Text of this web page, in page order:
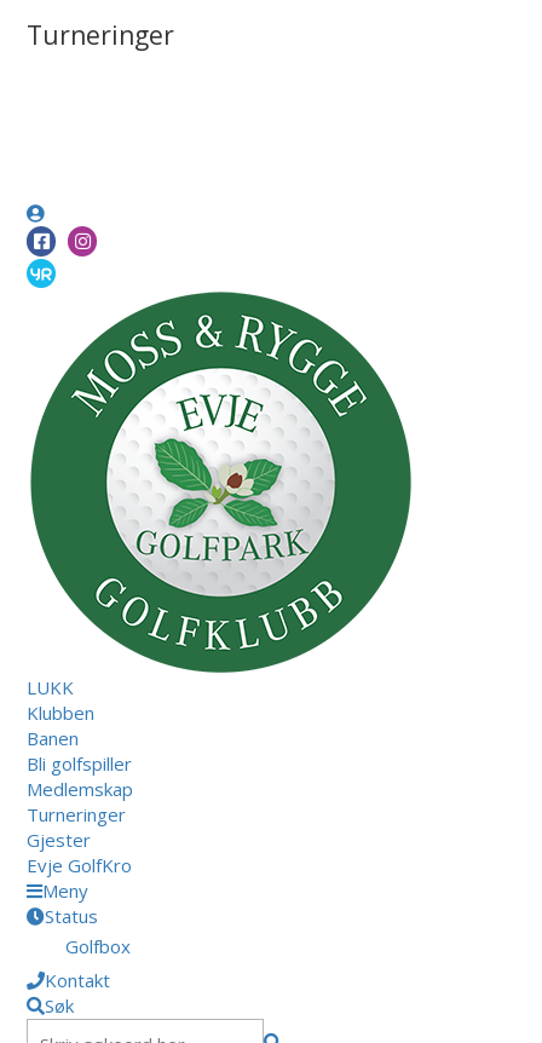
Turneringer
LUKK
Klubben
Banen
Bli golfspiller
Medlemskap
Turneringer
Gjester
Evje GolfKro
Meny
Status
Golfbox
Kontakt
Søk